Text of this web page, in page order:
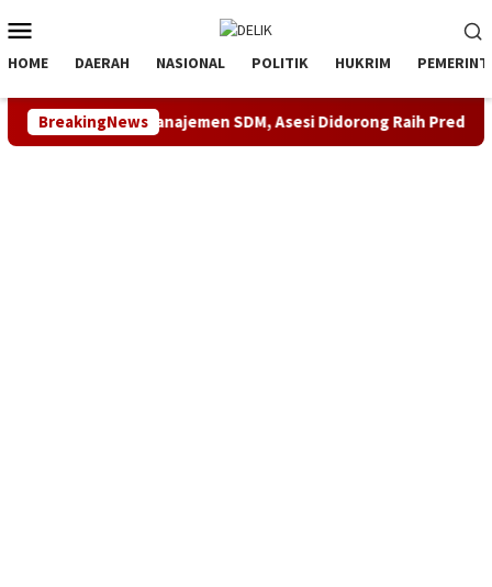
ke
kontenMobile
HOME DAERAH NASIONAL POLITIK HUKRIM
BreakingNews
Manajemen SDM, Asesi Didorong Raih Predikat